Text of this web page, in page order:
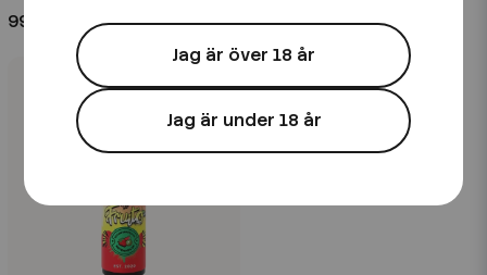
99 kr
99 kr
Jag är över 18 år
Jag är under 18 år